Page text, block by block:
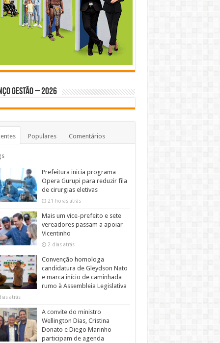
GESTÃO – 2026
Populares Comentários
Prefeitura inicia programa
Opera Gurupi para reduzir fila
de cirurgias eletivas
21 horas atrás
Mais um vice-prefeito e sete
vereadores passam a apoiar
Vicentinho
2 dias atrás
Convenção homologa
candidatura de Gleydson Nato
e marca início de caminhada
rumo à Assembleia Legislativa
atrás
A convite do ministro
Wellington Dias, Cristina
Donato e Diego Marinho
participam de agenda